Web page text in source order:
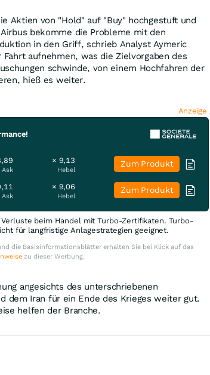
Aktien von "Hold" auf "Buy" hochgestuft und
bekomme die Probleme mit den
in den Griff, schrieb Analyst Aymeric
aufnehmen, was die Zielvorgaben des
schwinde, von einem Hochfahren der
hieß es weiter.
Anzeige
Ask
× 9,13
Hebel
Zum Produkt
Ask
× 9,06
Hebel
Zum Produkt
beim Handel mit Turbo-Zertifikaten. Turbo-
für langfristige Anlagestrategien geeignet.
die Basisinformationsblätter erhalten Sie bei Klick auf das
zu dieser Werbung.
angesichts des unterschriebenen
dem Iran für ein Ende des Krieges weiter gut.
helfen der Branche.